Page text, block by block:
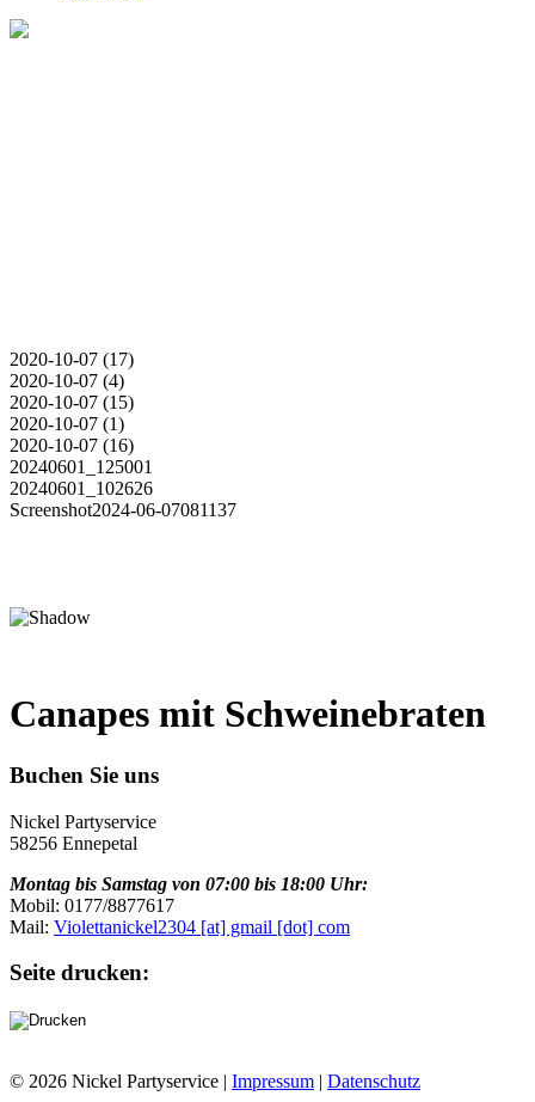
2020-10-07 (17)
2020-10-07 (4)
2020-10-07 (15)
2020-10-07 (1)
2020-10-07 (16)
20240601_125001
20240601_102626
Screenshot2024-06-07081137
Canapes mit Schweinebraten
Buchen Sie uns
Nickel Partyservice
58256 Ennepetal
Montag bis Samstag von 07:00 bis 18:00 Uhr:
Mobil: 0177/8877617
Mail: Violettanickel2304 [at] gmail [dot] com
Seite drucken:
© 2026 Nickel Partyservice | Impressum | Datenschutz